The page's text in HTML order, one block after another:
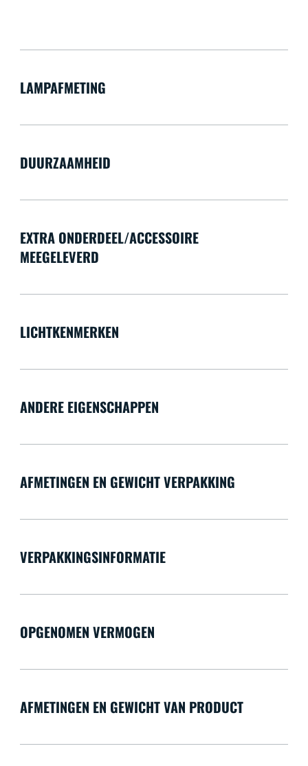
LAMPAFMETING
DUURZAAMHEID
EXTRA ONDERDEEL/ACCESSOIRE
MEEGELEVERD
LICHTKENMERKEN
ANDERE EIGENSCHAPPEN
AFMETINGEN EN GEWICHT VERPAKKING
VERPAKKINGSINFORMATIE
OPGENOMEN VERMOGEN
AFMETINGEN EN GEWICHT VAN PRODUCT